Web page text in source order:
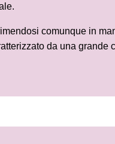
comunque in
da una grande